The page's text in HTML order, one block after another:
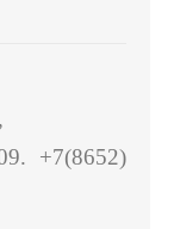
+7(8652)